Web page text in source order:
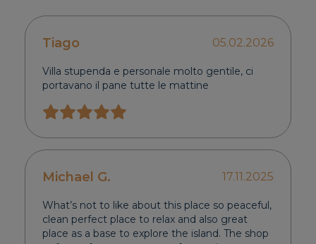
Tiago 05.02.2026
Villa stupenda e personale molto gentile, ci
portavano il pane tutte le mattine
Michael G. 17.11.2025
What’s not to like about this place so peaceful,
clean perfect place to relax and also great
place as a base to explore the island. The shop